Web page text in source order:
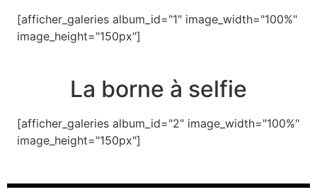
[afficher_galeries album_id="1" image_width="100%"
image_height="150px"]
La borne à selfie
[afficher_galeries album_id="2" image_width="100%"
image_height="150px"]